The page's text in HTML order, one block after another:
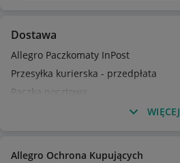
Dostawa
Allegro Paczkomaty InPost
Przesyłka kurierska - przedpłata
Paczka pocztowa
WIĘCEJ
Allegro Ochrona Kupujących